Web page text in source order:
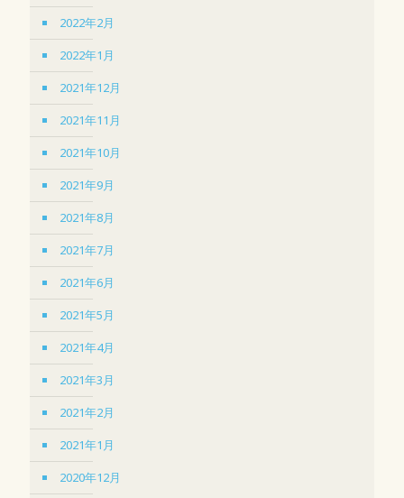
2022年2月
2022年1月
2021年12月
2021年11月
2021年10月
2021年9月
2021年8月
2021年7月
2021年6月
2021年5月
2021年4月
2021年3月
2021年2月
2021年1月
2020年12月